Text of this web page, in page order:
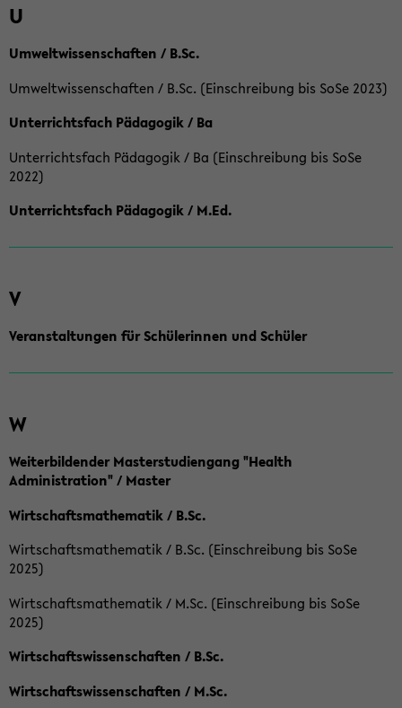
U
Umweltwissenschaften / B.Sc.
Umweltwissenschaften / B.Sc. (Einschreibung bis SoSe 2023)
Unterrichtsfach Pädagogik / Ba
Unterrichtsfach Pädagogik / Ba (Einschreibung bis SoSe
2022)
Unterrichtsfach Pädagogik / M.Ed.
V
Veranstaltungen für Schülerinnen und Schüler
W
Weiterbildender Masterstudiengang "Health
Administration" / Master
Wirtschaftsmathematik / B.Sc.
Wirtschaftsmathematik / B.Sc. (Einschreibung bis SoSe
2025)
Wirtschaftsmathematik / M.Sc. (Einschreibung bis SoSe
2025)
Wirtschaftswissenschaften / B.Sc.
Wirtschaftswissenschaften / M.Sc.